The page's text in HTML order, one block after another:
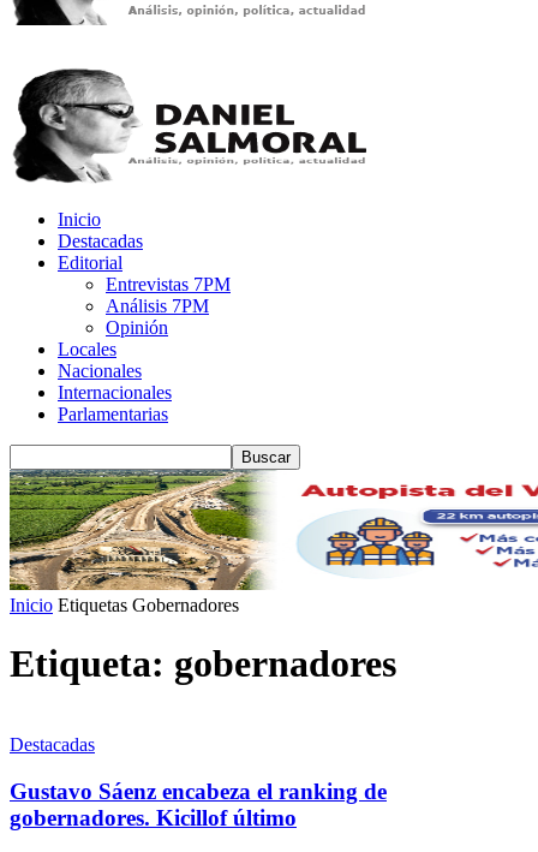
Inicio
Destacadas
Editorial
Entrevistas 7PM
Análisis 7PM
Opinión
Locales
Nacionales
Internacionales
Parlamentarias
Inicio Etiquetas Gobernadores
Etiqueta: gobernadores
Destacadas
Gustavo Sáenz encabeza el ranking de
gobernadores. Kicillof último